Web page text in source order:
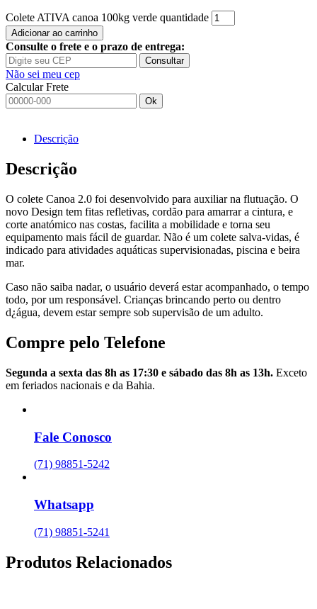
Colete ATIVA canoa 100kg verde quantidade
Adicionar ao carrinho
Consulte o frete e o prazo de entrega:
Consultar
Não sei meu cep
Calcular Frete
Ok
Descrição
Descrição
O colete Canoa 2.0 foi desenvolvido para auxiliar na flutuação. O
novo Design tem fitas refletivas, cordão para amarrar a cintura, e
corte anatómico nas costas, facilita a mobilidade e torna seu
equipamento mais fácil de guardar. Não é um colete salva-vidas, é
indicado para atividades aquáticas supervisionadas, piscina e beira
mar.
Caso não saiba nadar, o usuário deverá estar acompanhado, o tempo
todo, por um responsável. Crianças brincando perto ou dentro
d¿água, devem estar sempre sob supervisão de um adulto.
Compre pelo Telefone
Segunda a sexta das 8h as 17:30 e sábado das 8h as 13h. Exceto
em feriados nacionais e da Bahia.
Fale Conosco
(71) 98851-5242
Whatsapp
(71) 98851-5241
Produtos Relacionados